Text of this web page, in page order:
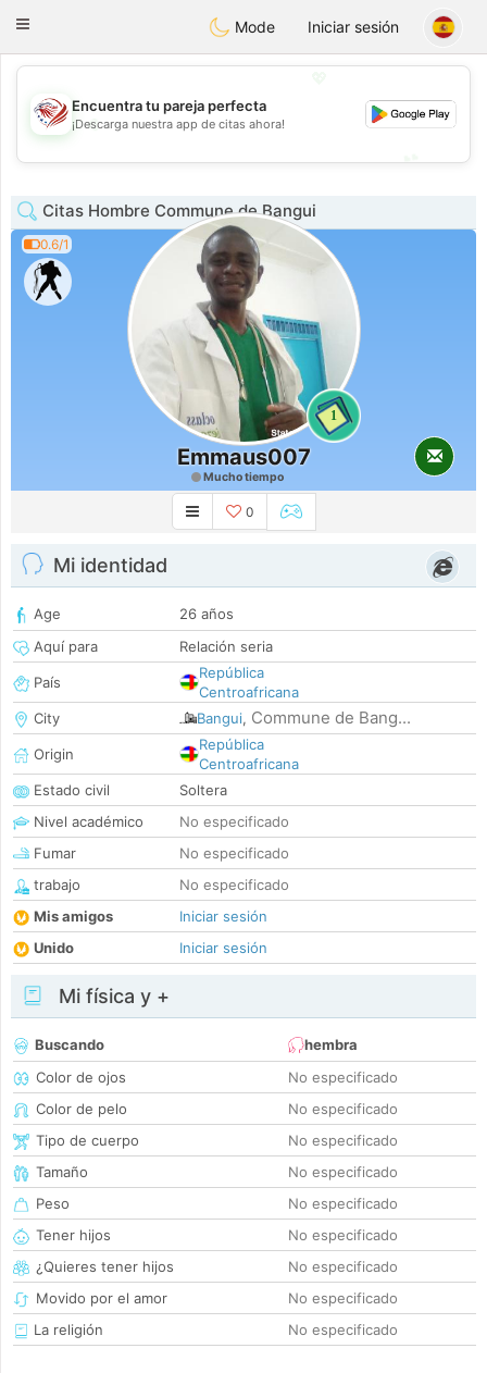
StatesDating
Toggle
Mode Iniciar sesión
💖
💕
Encuentra tu pareja perfecta
¡Descarga nuestra app de citas ahora!
Citas Hombre Commune de Bangui
0.6/1
1
Emmaus007
Mucho tiempo
0
Mi identidad
Age
26 años
Aquí para
Relación seria
País
República
Centroafricana
City
Bangui, Commune de Bang...
Origin
República
Centroafricana
Estado civil
Soltera
Nivel académico
No especificado
Fumar
No especificado
trabajo
No especificado
Mis amigos
Iniciar sesión
Unido
Iniciar sesión
Mi física y +
Buscando
hembra
Color de ojos
No especificado
Color de pelo
No especificado
Tipo de cuerpo
No especificado
Tamaño
No especificado
Peso
No especificado
Tener hijos
No especificado
¿Quieres tener hijos
No especificado
Movido por el amor
No especificado
La religión
No especificado